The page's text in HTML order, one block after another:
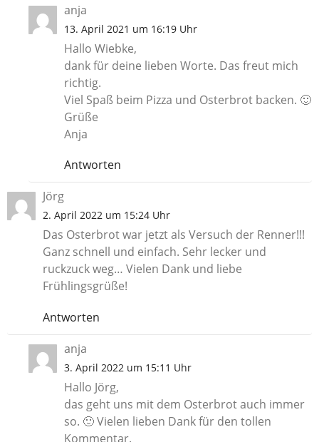
anja
13. April 2021 um 16:19 Uhr
Hallo Wiebke,
dank für deine lieben Worte. Das freut mich
richtig.
Viel Spaß beim Pizza und Osterbrot backen. 🙂
Grüße
Anja
Antworten
Jörg
2. April 2022 um 15:24 Uhr
Das Osterbrot war jetzt als Versuch der Renner!!!
Ganz schnell und einfach. Sehr lecker und
ruckzuck weg… Vielen Dank und liebe
Frühlingsgrüße!
Antworten
anja
3. April 2022 um 15:11 Uhr
Hallo Jörg,
das geht uns mit dem Osterbrot auch immer
so. 🙂 Vielen lieben Dank für den tollen
Kommentar.